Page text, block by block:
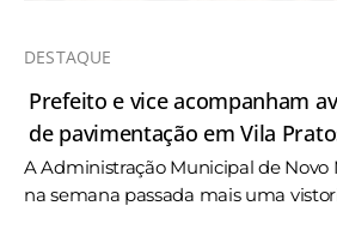
DESTAQUE
Prefeito e vice acompanham
de pavimentação em Vila
A Administração Municipal de Novo
na semana passada mais uma